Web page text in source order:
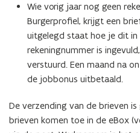
Wie vorig jaar nog geen
Burgerprofiel, krijgt een
uitgelegd staat hoe je dit
rekeningnummer is
verstuurd. Een maand na
de jobbonus uitbetaald.
De verzending van de brieven
brieven komen toe in de eBox